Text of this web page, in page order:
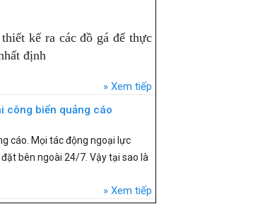
kế ra các đồ gá để thực
định
Xem tiếp
công biển quảng cáo
cáo. Mọi tác động ngoại lực
bên ngoài 24/7. Vậy tại sao là
Xem tiếp